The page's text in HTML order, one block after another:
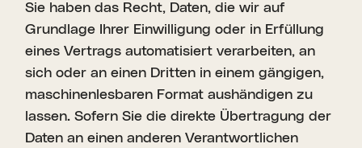
Sie haben das Recht, Daten, die wir auf
Grundlage Ihrer Einwilligung oder in Erfüllung
eines Vertrags automatisiert verarbeiten, an
sich oder an einen Dritten in einem gängigen,
maschinenlesbaren Format aushändigen zu
lassen. Sofern Sie die direkte Übertragung der
Daten an einen anderen Verantwortlichen